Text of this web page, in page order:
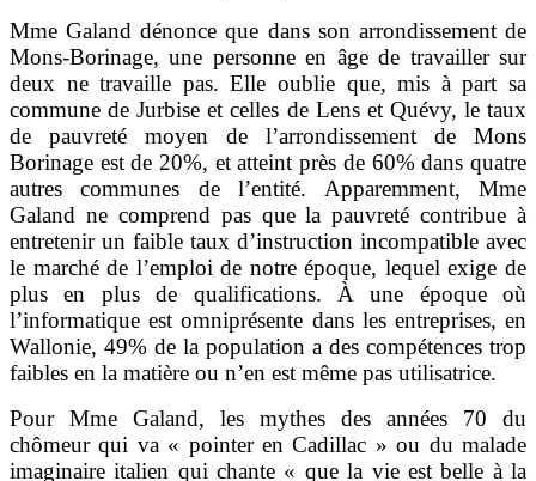
Mme Galand dénonce que dans son arrondissement de
Mons-Borinage, une personne en âge de travailler sur
deux ne travaille pas. Elle oublie que, mis à part sa
commune de Jurbise et celles de Lens et Quévy, le taux
de pauvreté moyen de l’arrondissement de Mons
Borinage est de 20%, et atteint près de 60% dans quatre
autres communes de l’entité. Apparemment, Mme
Galand ne comprend pas que la pauvreté contribue à
entretenir un faible taux d’instruction incompatible avec
le marché de l’emploi de notre époque, lequel exige de
plus en plus de qualifications. À une époque où
l’informatique est omniprésente dans les entreprises, en
Wallonie, 49% de la population a des compétences trop
faibles en la matière ou n’en est même pas utilisatrice.
Pour Mme Galand, les mythes des années 70 du
chômeur qui va « pointer en Cadillac » ou du malade
imaginaire italien qui chante « que la vie est belle à la